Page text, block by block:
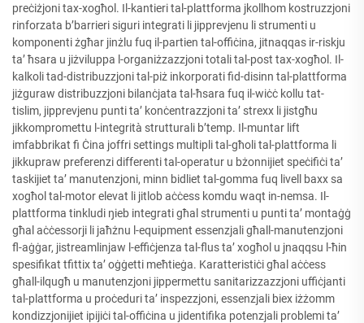
preċiżjoni tax-xogħol. Il-kantieri tal-plattforma jkollhom kostruzzjoni
rinforzata b’barrieri siguri integrati li jipprevjenu li strumenti u
komponenti żgħar jinżlu fuq il-partien tal-offiċina, jitnaqqas ir-riskju
ta’ ħsara u jiżviluppa l-organiżzazzjoni totali tal-post tax-xogħol. Il-
kalkoli tad-distribuzzjoni tal-piż inkorporati fid-disinn tal-plattforma
jiżguraw distribuzzjoni bilanċjata tal-ħsara fuq il-wiċċ kollu tat-
tislim, jipprevjenu punti ta’ konċentrazzjoni ta’ strexx li jistgħu
jikkompromettu l-integrità strutturali b’temp. Il-muntar lift
imfabbrikat fi Ċina joffri settings multipli tal-għoli tal-plattforma li
jikkupraw preferenzi differenti tal-operatur u bżonnijiet speċifiċi ta’
taskijiet ta’ manutenzjoni, minn bidliet tal-gomma fuq livell baxx sa
xogħol tal-motor elevat li jitlob aċċess komdu waqt in-nemsa. Il-
plattforma tinkludi ŋieb integrati għal strumenti u punti ta’ montaġġ
għal aċċessorji li jaħżnu l-equipment essenzjali għall-manutenzjoni
fl-aġġar, jistreamlinjaw l-effiċjenza tal-flus ta’ xogħol u jnaqqsu l-ħin
spesifikat tfittix ta’ oġġetti meħtieġa. Karatteristiċi għal aċċess
għall-ilqugħ u manutenzjoni jippermettu sanitarizzazzjoni uffiċjanti
tal-plattforma u proċeduri ta’ inspezzjoni, essenzjali biex iżżomm
kondizzjonijiet ipijiċi tal-offiċina u jidentifika potenzjali problemi ta’